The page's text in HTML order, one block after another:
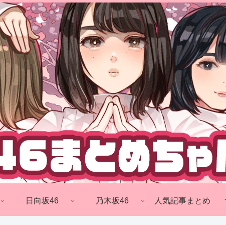
日向坂46 乃木坂46 人気記事まとめ